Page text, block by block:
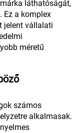
láthatóságát,
Ez a komplex
jelent vállalati
méretű
számos
alkalmasak.